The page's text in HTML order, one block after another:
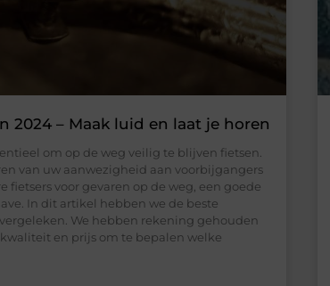
2024 – Maak luid en laat je horen
om op de weg veilig te blijven fietsen.
van uw aanwezigheid aan voorbijgangers
fietsers voor gevaren op de weg, een goede
In dit artikel hebben we de beste
We hebben rekening gehouden
en prijs om te bepalen welke